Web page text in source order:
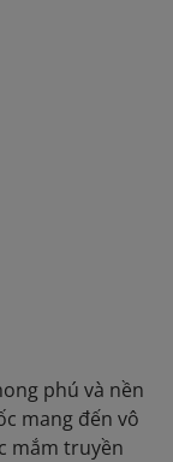
phú và nền
mang đến vô
mắm truyền